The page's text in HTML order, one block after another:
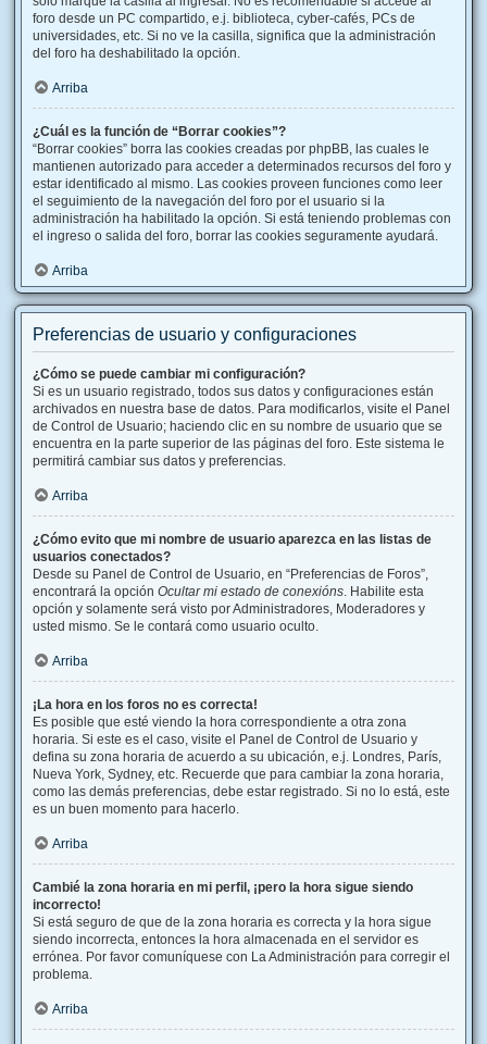
foro desde un PC compartido, e.j. biblioteca, cyber-cafés, PCs de
universidades, etc. Si no ve la casilla, significa que la administración
del foro ha deshabilitado la opción.
Arriba
¿Cuál es la función de “Borrar cookies”?
“Borrar cookies” borra las cookies creadas por phpBB, las cuales le
mantienen autorizado para acceder a determinados recursos del foro y
estar identificado al mismo. Las cookies proveen funciones como leer
el seguimiento de la navegación del foro por el usuario si la
administración ha habilitado la opción. Si está teniendo problemas con
el ingreso o salida del foro, borrar las cookies seguramente ayudará.
Arriba
Preferencias de usuario y configuraciones
¿Cómo se puede cambiar mi configuración?
Si es un usuario registrado, todos sus datos y configuraciones están
archivados en nuestra base de datos. Para modificarlos, visite el Panel
de Control de Usuario; haciendo clic en su nombre de usuario que se
encuentra en la parte superior de las páginas del foro. Este sistema le
permitirá cambiar sus datos y preferencias.
Arriba
¿Cómo evito que mi nombre de usuario aparezca en las listas de
usuarios conectados?
Desde su Panel de Control de Usuario, en “Preferencias de Foros”,
encontrará la opción Ocultar mi estado de conexións. Habilite esta
opción y solamente será visto por Administradores, Moderadores y
usted mismo. Se le contará como usuario oculto.
Arriba
¡La hora en los foros no es correcta!
Es posible que esté viendo la hora correspondiente a otra zona
horaria. Si este es el caso, visite el Panel de Control de Usuario y
defina su zona horaria de acuerdo a su ubicación, e.j. Londres, París,
Nueva York, Sydney, etc. Recuerde que para cambiar la zona horaria,
como las demás preferencias, debe estar registrado. Si no lo está, este
es un buen momento para hacerlo.
Arriba
Cambié la zona horaria en mi perfil, ¡pero la hora sigue siendo
incorrecto!
Si está seguro de que de la zona horaria es correcta y la hora sigue
siendo incorrecta, entonces la hora almacenada en el servidor es
errónea. Por favor comuníquese con La Administración para corregir el
problema.
Arriba